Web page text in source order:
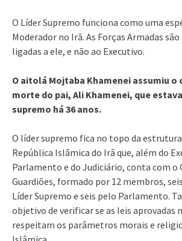
O Líder Supremo funciona como uma
Moderador no Irã. As Forças Armadas
ligadas a ele, e não ao Executivo.
O aitolá Mojtaba Khamenei assumiu o
morte do pai, Ali Khamenei, que
supremo há 36 anos.
O líder supremo fica no topo da estrutura
República Islâmica do Irã que, além do
Parlamento e do Judiciário, conta com o
Guardiões, formado por 12 membros,
Líder Supremo e seis pelo Parlamento.
objetivo de verificar se as leis aprovadas
respeitam os parâmetros morais e